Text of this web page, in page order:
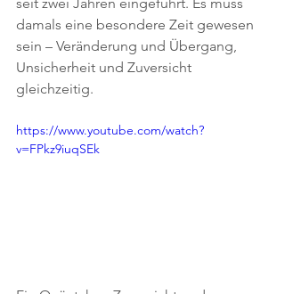
damals eine besondere Zeit gewesen
sein – Veränderung und Übergang,
Unsicherheit und Zuversicht
gleichzeitig.
https://www.youtube.com/watch?
v=FPkz9iuqSEk